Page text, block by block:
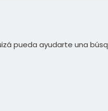
pueda ayudarte una